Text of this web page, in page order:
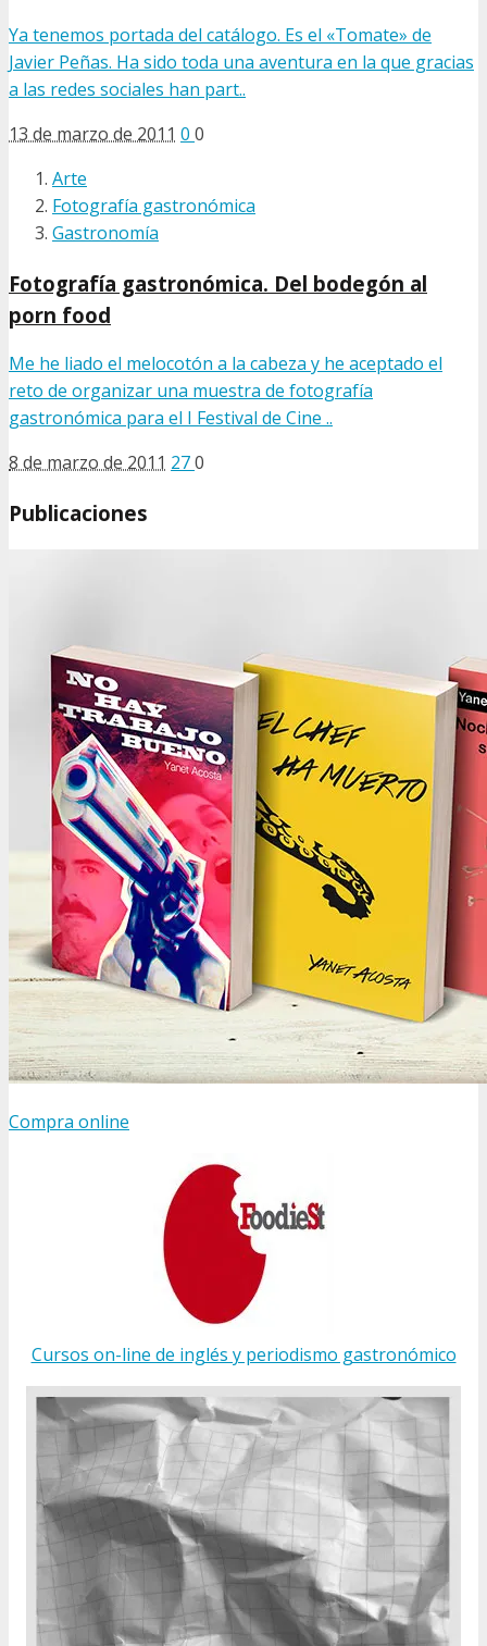
Ya tenemos portada del catálogo. Es el «Tomate» de
Javier Peñas. Ha sido toda una aventura en la que gracias
a las redes sociales han part..
13 de marzo de 2011 0 0
Arte
Fotografía gastronómica
Gastronomía
Fotografía gastronómica. Del bodegón al
porn food
Me he liado el melocotón a la cabeza y he aceptado el
reto de organizar una muestra de fotografía
gastronómica para el I Festival de Cine ..
8 de marzo de 2011 270
Publicaciones
Compra online
Cursos on-line de inglés y periodismo gastronómico